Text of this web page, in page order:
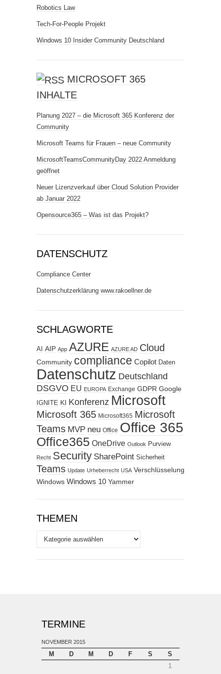
Robotics Law
Tech-For-People Projekt
Windows 10 Insider Community Deutschland
MICROSOFT 365
INHALTE
Planung 2027 – die Microsoft 365 Konferenz der
Community
Microsoft Teams für Frauen – neue Community
MicrosoftTeamsCommunityDay 2022 Anmeldung
geöffnet
Neuer Lizenzverkauf über Cloud Solution Provider
ab Januar 2022
Opensource365 – Was ist das Projekt?
DATENSCHUTZ
Compliance Center
Datenschutzerklärung www.rakoellner.de
SCHLAGWORTE
AI AIP App AZURE AZURE AD Cloud
Community compliance Copilot Daten
Datenschutz Deutschland
DSGVO EU EUROPA Exchange GDPR Google
IGNITE KI Konferenz Microsoft
Microsoft 365 Microsoft365 Microsoft
Teams MVP neu Office Office 365
Office365 OneDrive Outlook Purview
Recht Security SharePoint Sicherheit
Teams Update Urheberrecht USA Verschlüsselung
Windows Windows 10 Yammer
THEMEN
Themen
TERMINE
NOVEMBER 2015
M D M D F S
S
1